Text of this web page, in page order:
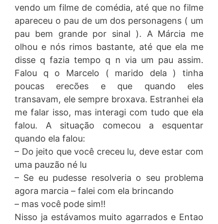
vendo um filme de comédia, até que no filme
apareceu o pau de um dos personagens ( um
pau bem grande por sinal ). A Márcia me
olhou e nós rimos bastante, até que ela me
disse q fazia tempo q n via um pau assim.
Falou q o Marcelo ( marido dela ) tinha
poucas erecões e que quando eles
transavam, ele sempre broxava. Estranhei ela
me falar isso, mas interagi com tudo que ela
falou. A situação comecou a esquentar
quando ela falou:
– Do jeito que você creceu lu, deve estar com
uma pauzão né lu
– Se eu pudesse resolveria o seu problema
agora marcia – falei com ela brincando
– mas você pode sim!!
Nisso ja estávamos muito agarrados e Entao